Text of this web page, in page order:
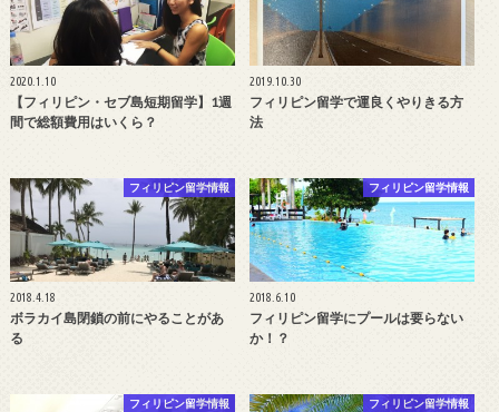
2020.1.10
【フィリピン・セブ島短期留学】1週
間で総額費用はいくら？
2019.10.30
フィリピン留学で運良くやりきる方
法
フィリピン留学情報
2018.4.18
ボラカイ島閉鎖の前にやることがあ
る
フィリピン留学情報
2018.6.10
フィリピン留学にプールは要らない
か！？
フィリピン留学情報 フィリピン留学情報